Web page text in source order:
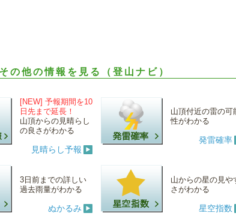
の他の情報を見る（登山ナビ）
[NEW] 予報期間を10
日先まで延長！
山頂からの見晴らし
の良さがわかる
見晴らし予報
山頂付近の雷の可
性がわかる
発雷確率
3日前までの詳しい
過去雨量がわかる
ぬかるみ
山からの星の見や
さがわかる
星空指数